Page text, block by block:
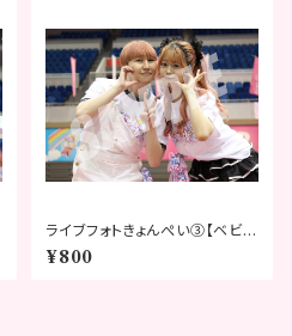
ライブフォトきょんぺい③【ベビタ
ピフェスティバル2026】
¥800